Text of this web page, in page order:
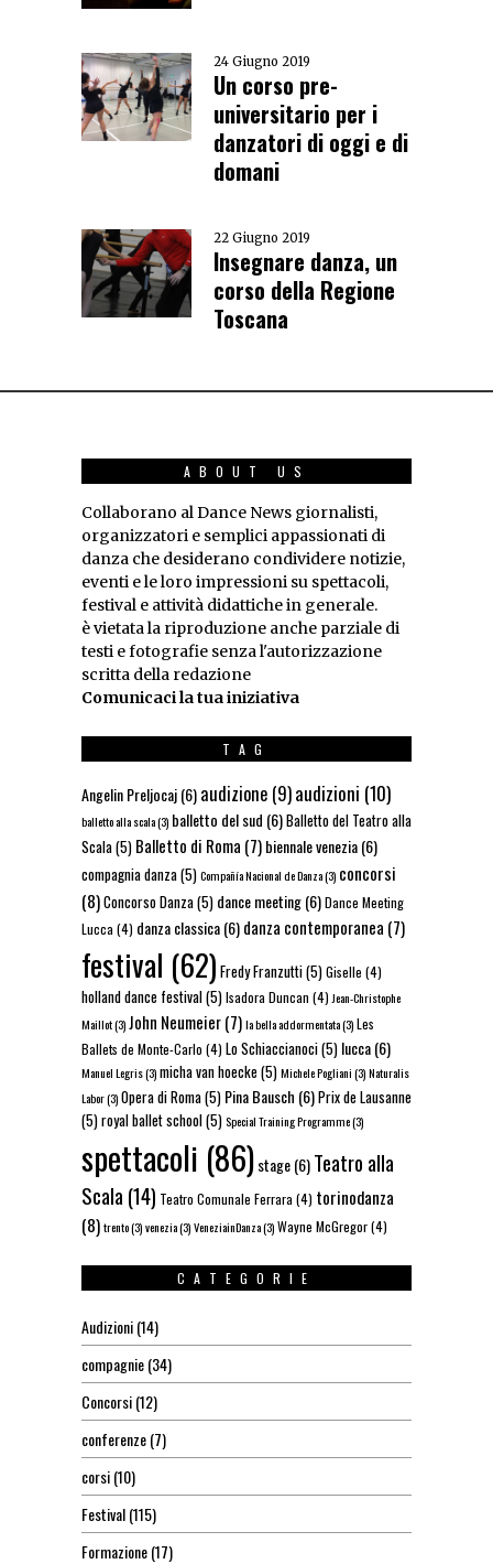
24 Giugno 2019
Un corso pre-
universitario per i
danzatori di oggi e di
domani
22 Giugno 2019
Insegnare danza, un
corso della Regione
Toscana
ABOUT US
Collaborano al Dance News giornalisti,
organizzatori e semplici appassionati di
danza che desiderano condividere notizie,
eventi e le loro impressioni su spettacoli,
festival e attività didattiche in generale.
è vietata la riproduzione anche parziale di
testi e fotografie senza l'autorizzazione
scritta della redazione
Comunicaci la tua iniziativa
TAG
Angelin Preljocaj(6)audizione (9)audizioni (10)
balletto alla scala(3) balletto del sud (6)Balletto del Teatro alla
Scala(5) Balletto di Roma (7)biennale venezia(6)
compagnia danza(5)Compañía Nacional de Danza(3) concorsi
(8)Concorso Danza(5) dance meeting(6)Dance Meeting
Lucca (4) danza classica(6)danza contemporanea (7)
festival (62) Fredy Franzutti(5)Giselle (4)
holland dance festival(5)Isadora Duncan (4) Jean-Christophe
Maillot(3)John Neumeier(7)la bella addormentata(3)Les
Ballets de Monte-Carlo (4) Lo Schiaccianoci(5) lucca(6)
Manuel Legris(3)micha van hoecke(5)Michele Pogliani(3)Naturalis
Labor(3)Opera di Roma(5) Pina Bausch (6)Prix de Lausanne
(5)royal ballet school(5)Special Training Programme(3)
spettacoli (86)stage(6)Teatro alla
Scala (14) Teatro Comunale Ferrara (4) torinodanza
(8)trento(3)venezia(3)VeneziainDanza(3)Wayne McGregor(4)
CATEGORIE
Audizioni(14)
compagnie(34)
Concorsi(12)
conferenze(7)
corsi(10)
Festival(115)
Formazione(17)